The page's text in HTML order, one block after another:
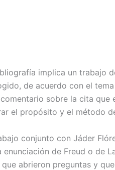
implica un trabajo
de acuerdo con el
sobre la cita que
el propósito y el método
conjunto con Jáder
de Freud o de
abrieron preguntas y